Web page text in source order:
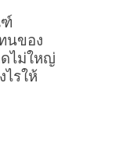
ฑ์
นของ
ไม่ใหญ่
ไรให้